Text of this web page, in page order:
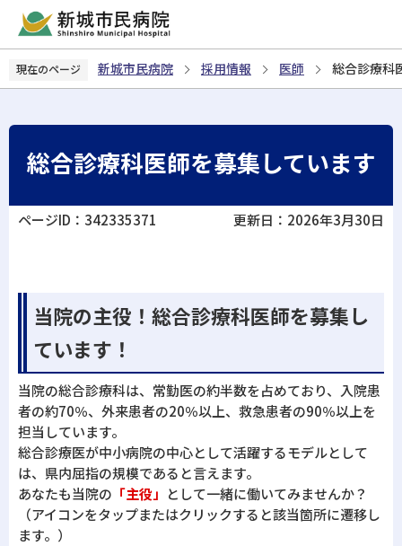
の
現在のページ 新城市民病院 採用情報 医師 総合診療科
総合診療科医師を募集しています
ページID：342335371 更新日：2026年3月30日
当院の主役！総合診療科医師を募集し
ています！
当院の総合診療科は、常勤医の約半数を占めており、入院患
者の約70％、外来患者の20％以上、救急患者の90％以上を
担当しています。
総合診療医が中小病院の中心として活躍するモデルとして
は、県内屈指の規模であると言えます。
あなたも当院の 「主役」 として一緒に働いてみませんか？
（アイコンをタップまたはクリックすると該当箇所に遷移し
ます。）